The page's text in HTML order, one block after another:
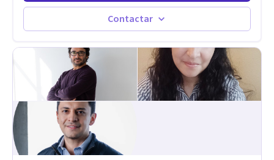
distintas problemáticas como el manejo del estrés,
Autoestima, Gestión de la Ira, Depresión, Retos en la Crianza,
Codependencia, Celos, entre otros. Cuento con más de 12
trabajado en distintos contextos clínicos con niños,
Adolescentes y Adultos
Contactar